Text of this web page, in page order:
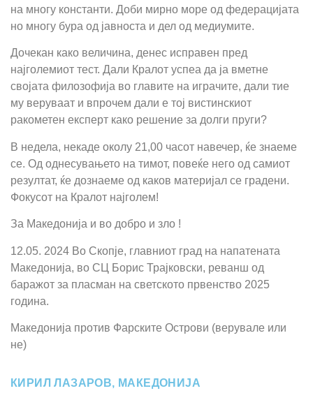
на многу константи. Доби мирно море од федерацијата
но многу бура од јавноста и дел од медиумите.
Дочекан како величина, денес исправен пред
најголемиот тест. Дали Кралот успеа да ја вметне
својата филозофија во главите на играчите, дали тие
му веруваат и впрочем дали е тој вистинскиот
ракометен експерт како решение за долги пруги?
В недела, некаде околу 21,00 часот навечер, ќе знаеме
се. Од однесувањето на тимот, повеќе него од самиот
резултат, ќе дознаеме од каков материјал се градени.
Фокусот на Кралот најголем!
За Македонија и во добро и зло !
12.05. 2024 Во Скопје, главниот град на напатената
Македонија, во СЦ Борис Трајковски, реванш од
баражот за пласман на светското првенство 2025
година.
Македонија против Фарските Острови (верувале или
не)
КИРИЛ ЛАЗАРОВ, МАКЕДОНИЈА